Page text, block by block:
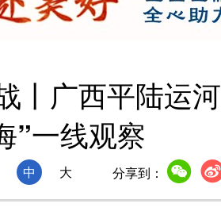
丨广西平陆运
”一线观察
中 大 分享到：